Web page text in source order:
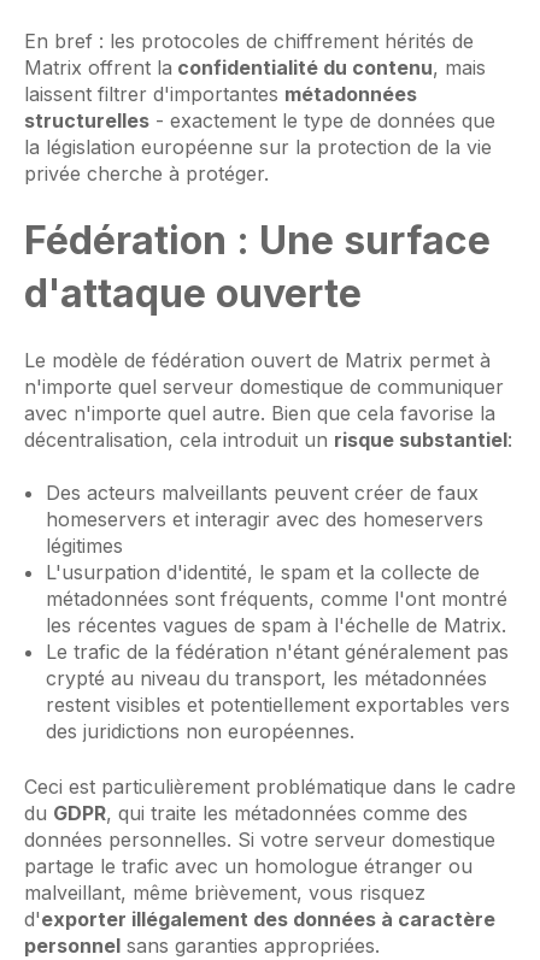
En bref : les protocoles de chiffrement hérités de
Matrix offrent la confidentialité du contenu, mais
laissent filtrer d'importantes métadonnées
structurelles - exactement le type de données que
la législation européenne sur la protection de la vie
privée cherche à protéger.
Fédération : Une surface
d'attaque ouverte
Le modèle de fédération ouvert de Matrix permet à
n'importe quel serveur domestique de communiquer
avec n'importe quel autre. Bien que cela favorise la
décentralisation, cela introduit un risque substantiel:
Des acteurs malveillants peuvent créer de faux
homeservers et interagir avec des homeservers
légitimes
L'usurpation d'identité, le spam et la collecte de
métadonnées sont fréquents, comme l'ont montré
les récentes vagues de spam à l'échelle de Matrix.
Le trafic de la fédération n'étant généralement pas
crypté au niveau du transport, les métadonnées
restent visibles et potentiellement exportables vers
des juridictions non européennes.
Ceci est particulièrement problématique dans le cadre
du GDPR, qui traite les métadonnées comme des
données personnelles. Si votre serveur domestique
partage le trafic avec un homologue étranger ou
malveillant, même brièvement, vous risquez
d'exporter illégalement des données à caractère
personnel sans garanties appropriées.